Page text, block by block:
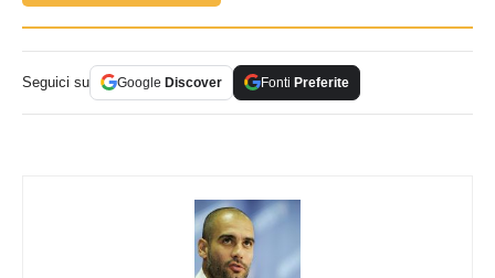
Seguici su Google Discover Fonti Preferite